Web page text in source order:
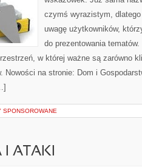
czymś wyrazistym,
uwagę użytkowników,
do prezentowania
w której ważne są zarówno
Nowości na stronie: Dom i
SPONSOROWANE
I ATAKI